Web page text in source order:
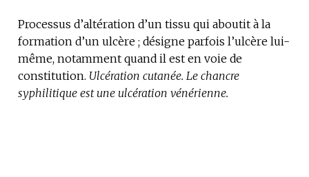
Processus d’altération d’un tissu qui aboutit à la
formation d’un ulcère ; désigne parfois l’ulcère lui-
même, notamment quand il est en voie de
constitution. Ulcération cutanée. Le chancre
syphilitique est une ulcération vénérienne.